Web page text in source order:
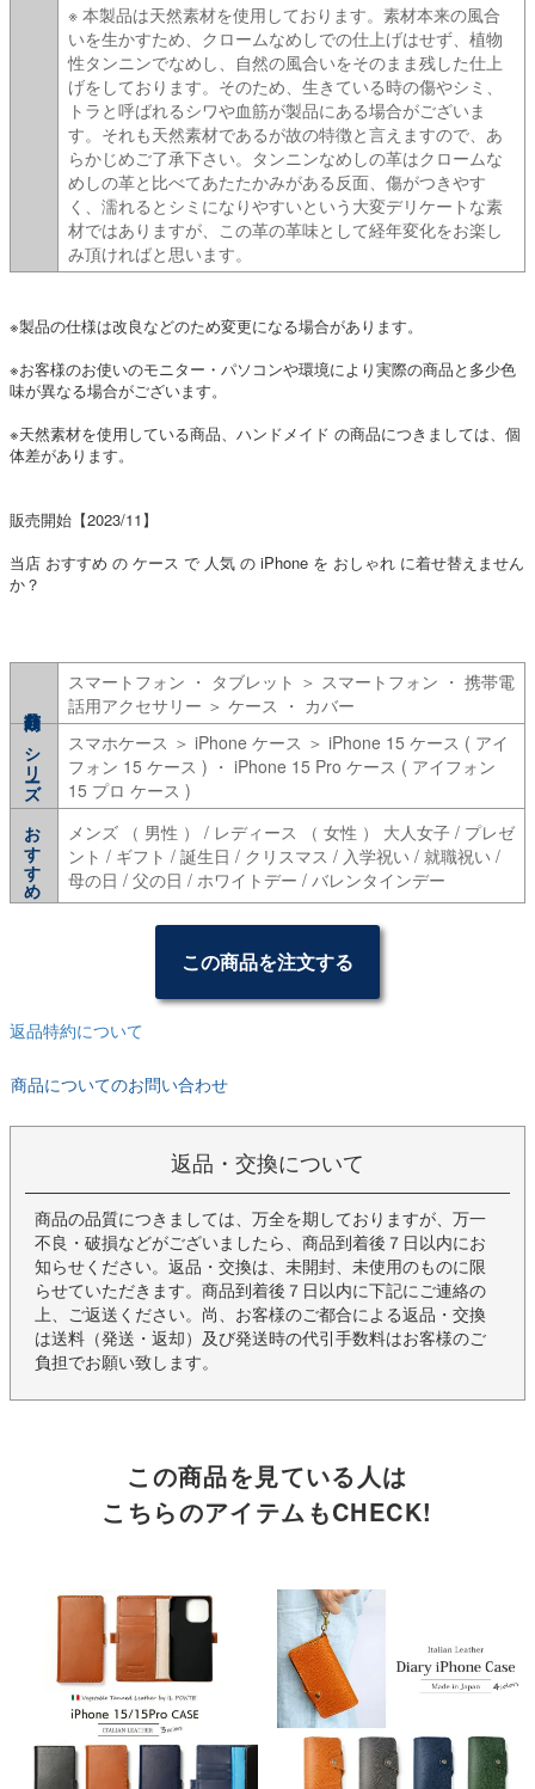
※ 本製品は天然素材を使用しております。素材本来の風合
いを生かすため、クロームなめしでの仕上げはせず、植物
性タンニンでなめし、自然の風合いをそのまま残した仕上
げをしております。そのため、生きている時の傷やシミ、
トラと呼ばれるシワや血筋が製品にある場合がございま
す。それも天然素材であるが故の特徴と言えますので、あ
らかじめご了承下さい。タンニンなめしの革はクロームな
めしの革と比べてあたたかみがある反面、傷がつきやす
く、濡れるとシミになりやすいという大変デリケートな素
材ではありますが、この革の革味として経年変化をお楽し
み頂ければと思います。
※製品の仕様は改良などのため変更になる場合があります。
※お客様のお使いのモニター・パソコンや環境により実際の商品と多少色
味が異なる場合がございます。
※天然素材を使用している商品、ハンドメイド の商品につきましては、個
体差があります。
販売開始【2023/11】
当店 おすすめ の ケース で 人気 の iPhone を おしゃれ に着せ替えません
か？
スマートフォン ・ タブレット ＞ スマートフォン ・ 携帯電
話用アクセサリー ＞ ケース ・ カバー
シリーズ
スマホケース ＞ iPhone ケース ＞ iPhone 15 ケース ( アイ
フォン 15 ケース ) ・ iPhone 15 Pro ケース ( アイフォン
15 プロ ケース )
おすすめ
メンズ （ 男性 ） / レディース （ 女性 ） 大人女子 / プレゼ
ント / ギフト / 誕生日 / クリスマス / 入学祝い / 就職祝い /
母の日 / 父の日 / ホワイトデー / バレンタインデー
この商品を注文する
返品特約について
商品についてのお問い合わせ
返品・交換について
商品の品質につきましては、万全を期しておりますが、万一
不良・破損などがございましたら、商品到着後７日以内にお
知らせください。返品・交換は、未開封、未使用のものに限
らせていただきます。商品到着後７日以内に下記にご連絡の
上、ご返送ください。尚、お客様のご都合による返品・交換
は送料（発送・返却）及び発送時の代引手数料はお客様のご
負担でお願い致します。
この商品を見ている人は
こちらのアイテムもCHECK!